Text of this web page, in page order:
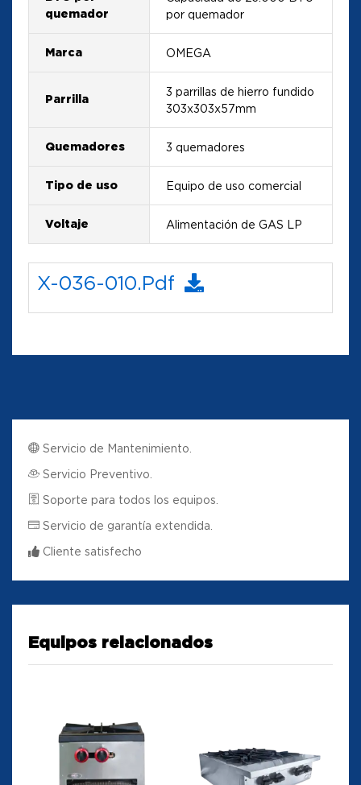
quemador
por quemador
Marca OMEGA
Parrilla
3 parrillas de hierro fundido
303x303x57mm
Quemadores 3 quemadores
Tipo de uso Equipo de uso comercial
Voltaje Alimentación de GAS LP
X-036-010.pdf
Servicio de Mantenimiento.
Servicio Preventivo.
Soporte para todos los equipos.
Servicio de garantía extendida.
Cliente satisfecho
Equipos relacionados